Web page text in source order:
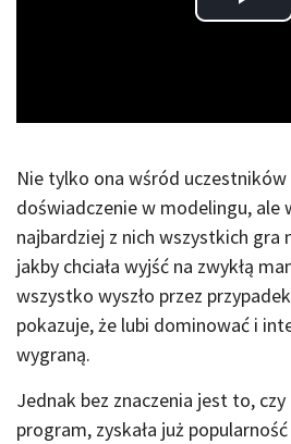
Nie tylko ona wśród uczestników
doświadczenie w modelingu, ale
najbardziej z nich wszystkich gra
jakby chciała wyjść na zwykłą
wszystko wyszło przez
pokazuje, że lubi dominować i
wygraną.
Jednak bez znaczenia jest to,
program, zyskała już